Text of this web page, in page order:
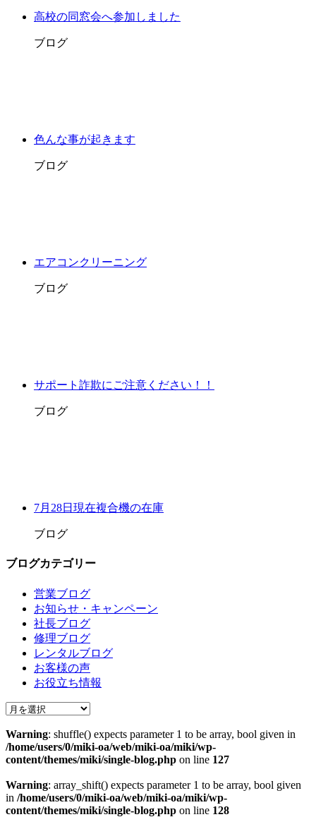
高校の同窓会へ参加しました
ブログ
色んな事が起きます
ブログ
エアコンクリーニング
ブログ
サポート詐欺にご注意ください！！
ブログ
7月28日現在複合機の在庫
ブログ
ブログカテゴリー
営業ブログ
お知らせ・キャンペーン
社長ブログ
修理ブログ
レンタルブログ
お客様の声
お役立ち情報
Warning: shuffle() expects parameter 1 to be array, bool given in
/home/users/0/miki-oa/web/miki-oa/miki/wp-
content/themes/miki/single-blog.php on line 127
Warning: array_shift() expects parameter 1 to be array, bool given
in /home/users/0/miki-oa/web/miki-oa/miki/wp-
content/themes/miki/single-blog.php on line 128